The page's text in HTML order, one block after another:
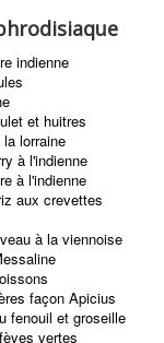
indienne
et huitres
lorraine
à l'indienne
à l'indienne
aux crevettes
à la viennoise
façon Apicius
fenouil et groseille
vertes